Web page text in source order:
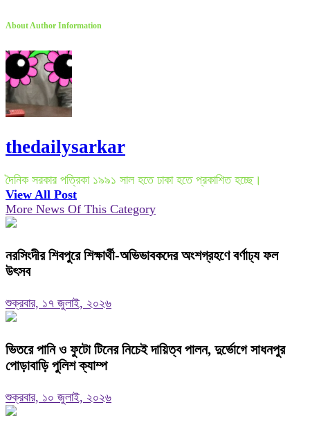
About Author Information
thedailysarkar
দৈনিক সরকার পত্রিকা ১৯৯১ সাল হতে ঢাকা হতে প্রকাশিত হচ্ছে।
View All Post
More News Of This Category
নরসিংদীর শিবপুরে শিক্ষার্থী-অভিভাবকদের অংশগ্রহণে বর্ণাঢ্য ফল
উৎসব
শুক্রবার, ১৭ জুলাই, ২০২৬
ভিতরে পানি ও ফুটো টিনের নিচেই দায়িত্ব পালন, দুর্ভোগে সাধনপুর
পোড়াবাড়ি পুলিশ ক্যাম্প
শুক্রবার, ১০ জুলাই, ২০২৬